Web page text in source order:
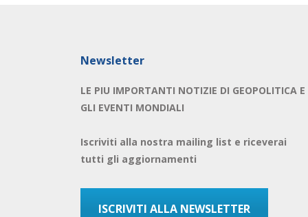
Newsletter
LE PIU IMPORTANTI NOTIZIE DI GEOPOLITICA E
GLI EVENTI MONDIALI
Iscriviti alla nostra mailing list e riceverai
tutti gli aggiornamenti
ISCRIVITI ALLA NEWSLETTER